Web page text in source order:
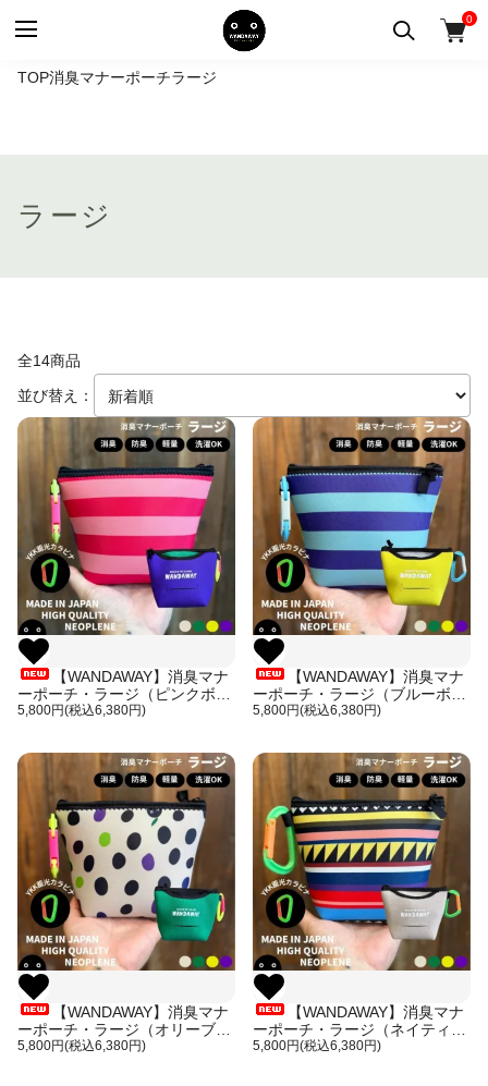
0
TOP消臭マナーポーチラージ
ラージ
全14商品
並び替え：
【WANDAWAY】消臭マナ
ーポーチ・ラージ（ピンクボー
ダー）カラフル・軽量で伸縮
5,800円(税込6,380円)
【WANDAWAY】消臭マナ
ーポーチ・ラージ（ブルーボー
ダー）カラフル・軽量で伸縮
5,800円(税込6,380円)
【WANDAWAY】消臭マナ
ーポーチ・ラージ（オリーブド
ット）カラフル・軽量で伸縮
5,800円(税込6,380円)
【WANDAWAY】消臭マナ
ーポーチ・ラージ（ネイティブ
ボーダー）カラフル・軽量で伸
5,800円(税込6,380円)